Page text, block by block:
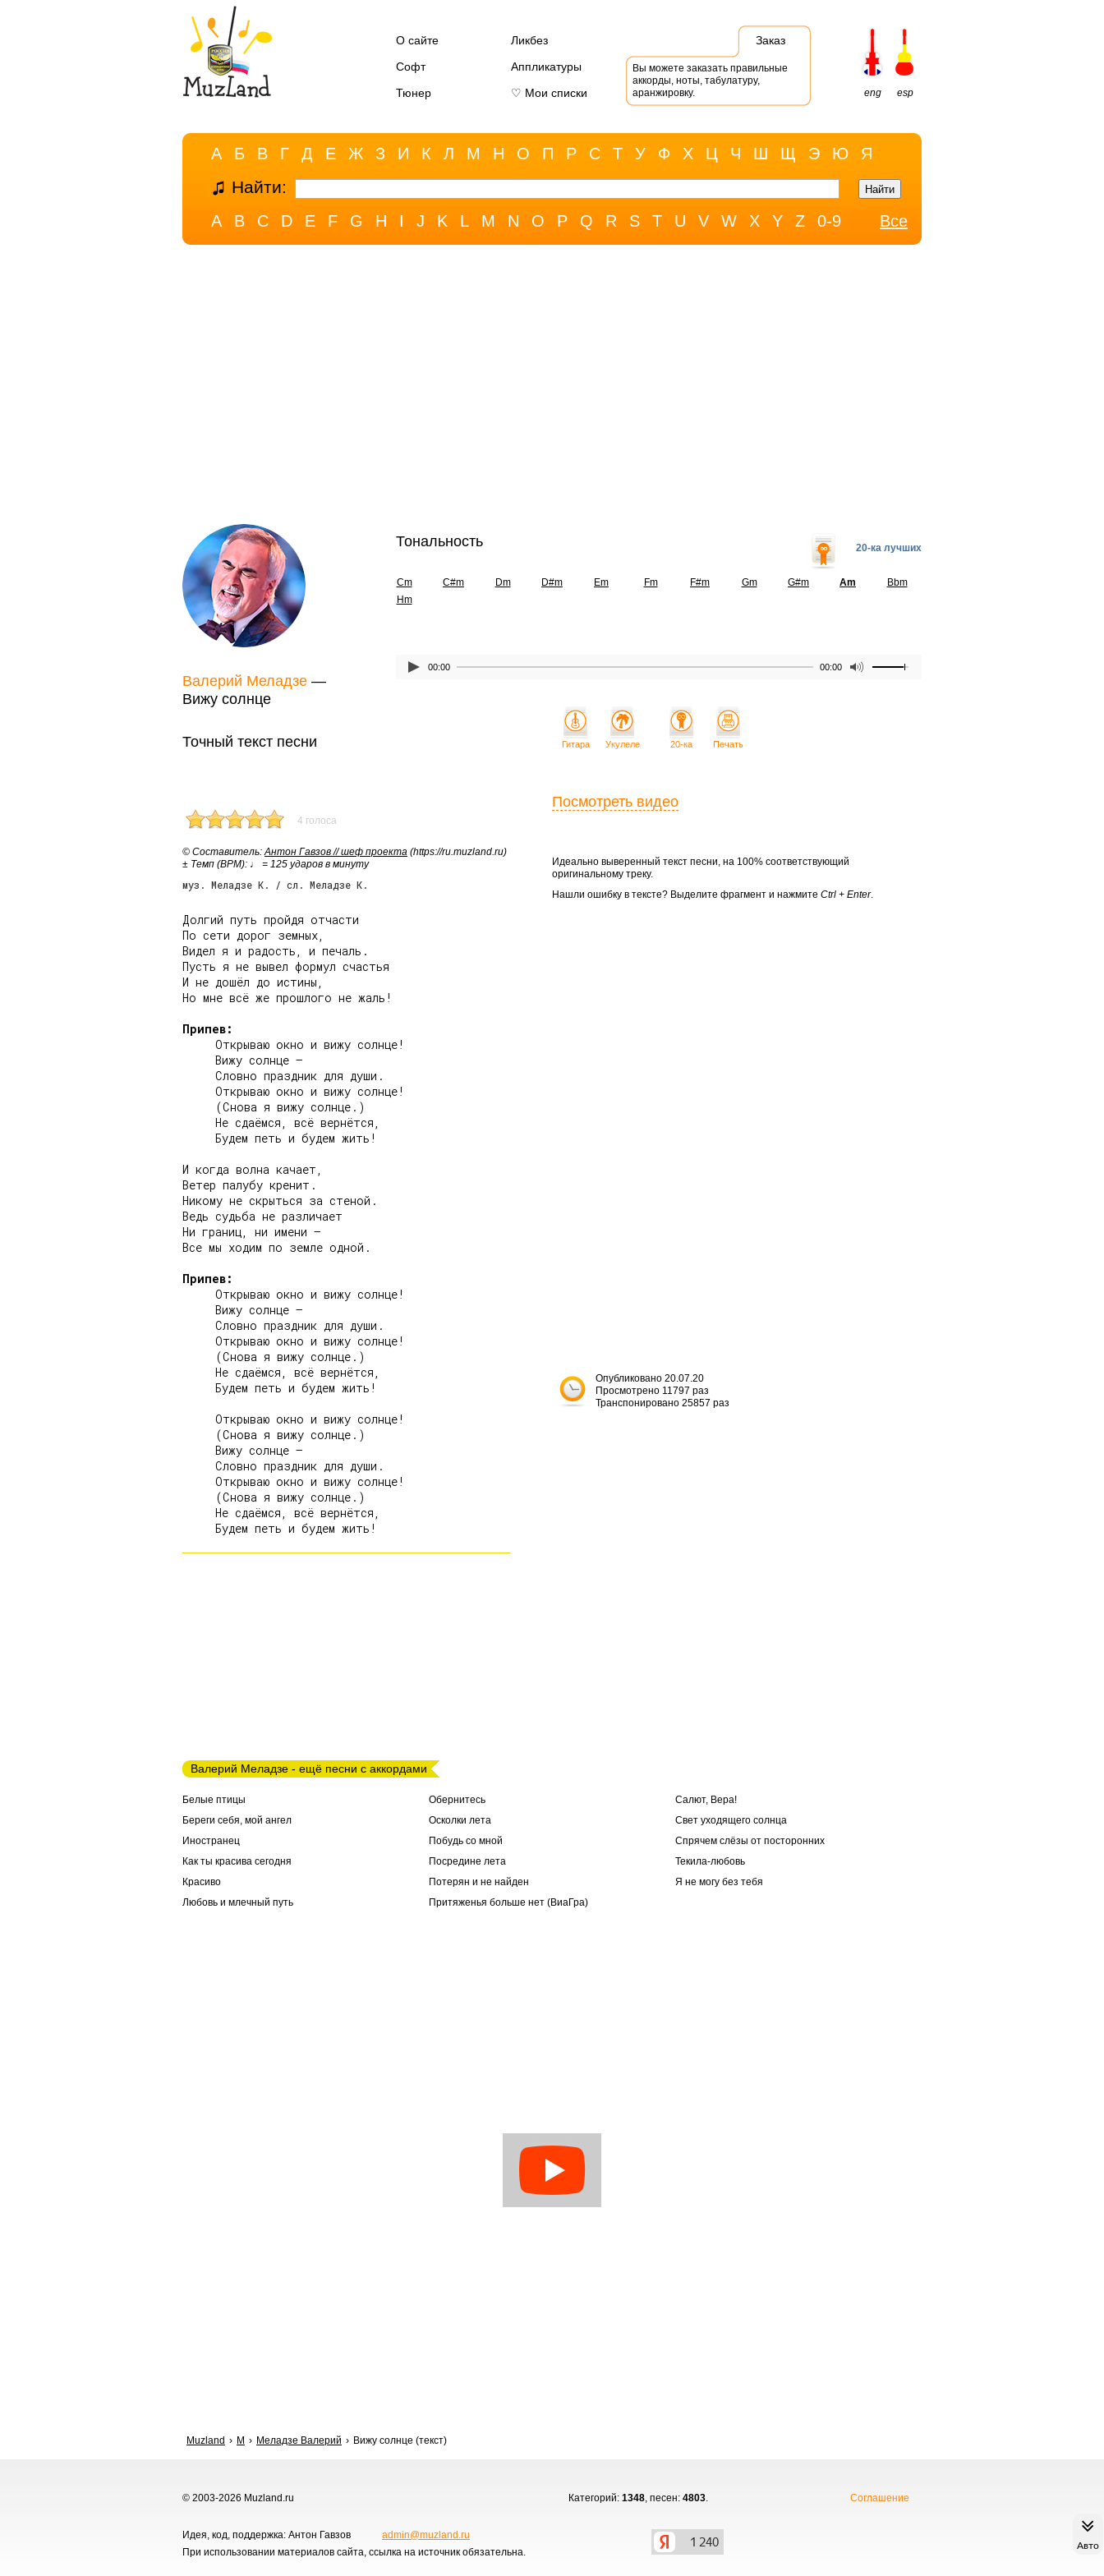
О сайте
Ликбез
Софт
Аппликатуры
Тюнер
♡ Мои списки
Заказ
Вы можете заказать правильные
аккорды, ноты, табулатуру,
аранжировку.
eng esp
А Б В Г Д Е Ж З И К Л М Н О П Р С Т У Ф Х Ц Ч Ш Щ Э Ю Я
Найти:
A B C D E F G H I J K L M N O P Q R S T U V W X Y Z 0-9 Все
Валерий Меладзе —
Вижу солнце
Тональность 20-ка лучших
Cm C#m Dm D#m Em Fm F#m Gm G#m Am
Bbm
Hm
00:00 00:00
Точный текст песни
4 голоса
Авто
© Cоставитель:Антон Гавзов // шеф проекта (https://ru.muzland.ru)
± Темп (BPM): ♩ = 125 ударов в минуту
муз. Меладзе К. / сл. Меладзе К.
Долгий путь пройдя отчасти
По сети дорог земных,
Видел я и радость, и печаль.
Пусть я не вывел формул счастья
И не дошёл до истины,
Но мне всё же прошлого не жаль!
Припев:
     Открываю окно и вижу солнце!
     Вижу солнце –
     Словно праздник для души.
     Открываю окно и вижу солнце!
     (Снова я вижу солнце.)
     Не сдаёмся, всё вернётся,
     Будем петь и будем жить!
И когда волна качает,
Ветер палубу кренит.
Никому не скрыться за стеной.
Ведь судьба не различает
Ни границ, ни имени –
Все мы ходим по земле одной.
Припев:
     Открываю окно и вижу солнце!
     Вижу солнце –
     Словно праздник для души.
     Открываю окно и вижу солнце!
     (Снова я вижу солнце.)
     Не сдаёмся, всё вернётся,
     Будем петь и будем жить!
     Открываю окно и вижу солнце!
     (Снова я вижу солнце.)
     Вижу солнце –
     Словно праздник для души.
     Открываю окно и вижу солнце!
     (Снова я вижу солнце.)
     Не сдаёмся, всё вернётся,
Гитара Укулеле 20-ка Печать
Посмотреть видео
Идеально выверенный текст песни, на 100% соответствующий
оригинальному треку.
Нашли ошибку в тексте? Выделите фрагмент и нажмите Ctrl + Enter.
Опубликовано 20.07.20
Просмотрено 11797 раз
Транспонировано 25857 раз
Валерий Меладзе - ещё песни с аккордами
Белые птицы
Береги себя, мой ангел
Иностранец
Как ты красива сегодня
Красиво
Любовь и млечный путь
Обернитесь
Осколки лета
Побудь со мной
Посредине лета
Потерян и не найден
Притяженья больше нет (ВиаГра)
Салют, Вера!
Свет уходящего солнца
Спрячем слёзы от посторонних
Текила-любовь
Я не могу без тебя
Muzland М Меладзе Валерий Вижу солнце (текст)
© 2003-2026 Muzland.ru Категорий: 1348, песен: 4803. Соглашение
Идея, код, поддержка: Антон Гавзов
admin@muzland.ru
При использовании материалов сайта, ссылка на источник обязательна.